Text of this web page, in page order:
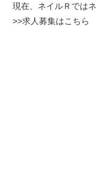
現在、ネイルＲでは
>>求人募集はこちら